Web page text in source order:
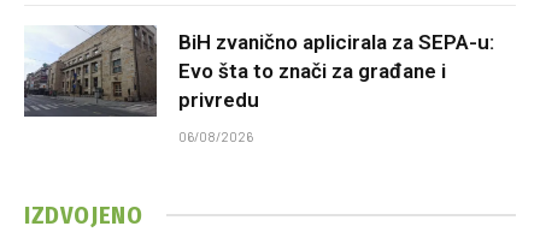
BiH zvanično aplicirala za SEPA-u:
Evo šta to znači za građane i
privredu
06/08/2026
IZDVOJENO